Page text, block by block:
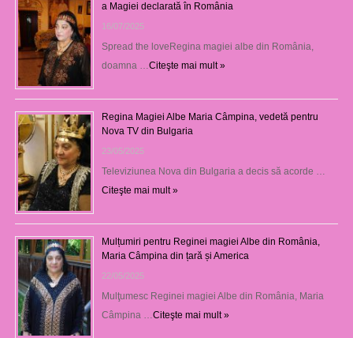
a Magiei declarată în România
16/07/2025
Spread the loveRegina magiei albe din România,
doamna …Citeşte mai mult »
Regina Magiei Albe Maria Câmpina, vedetă pentru
Nova TV din Bulgaria
23/05/2025
Televiziunea Nova din Bulgaria a decis să acorde …
Citeşte mai mult »
Mulțumiri pentru Reginei magiei Albe din România,
Maria Câmpina din țară și America
22/05/2025
Mulţumesc Reginei magiei Albe din România, Maria
Câmpina …Citeşte mai mult »